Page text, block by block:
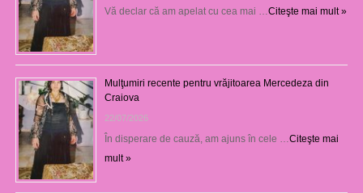
Vă declar că am apelat cu cea mai … Citeşte mai mult »
Mulţumiri recente pentru vrăjitoarea Mercedeza din
Craiova
22/07/2026
În disperare de cauză, am ajuns în cele … Citeşte mai
mult »